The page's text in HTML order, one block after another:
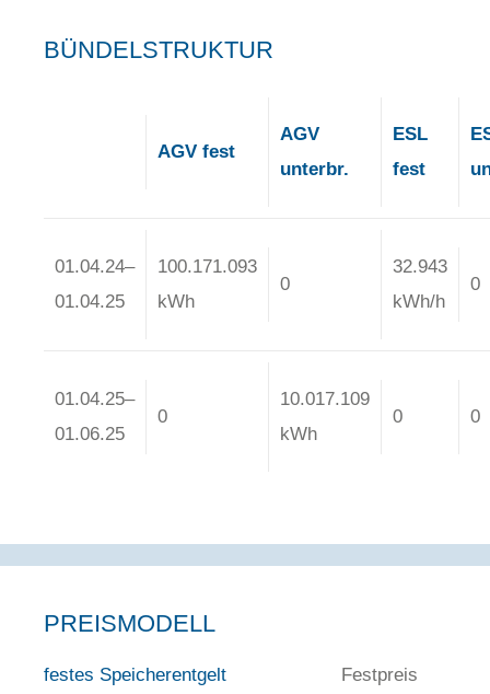
BÜNDELSTRUKTUR
AGV fest
AGV
unterbr.
ESL
fest
01.04.24–
01.04.25
100.171.093
kWh
0
32.943
kWh/h
0
01.04.25–
01.06.25
0
10.017.109
kWh
0 0
PREISMODELL
festes Speicherentgelt
Festpreis